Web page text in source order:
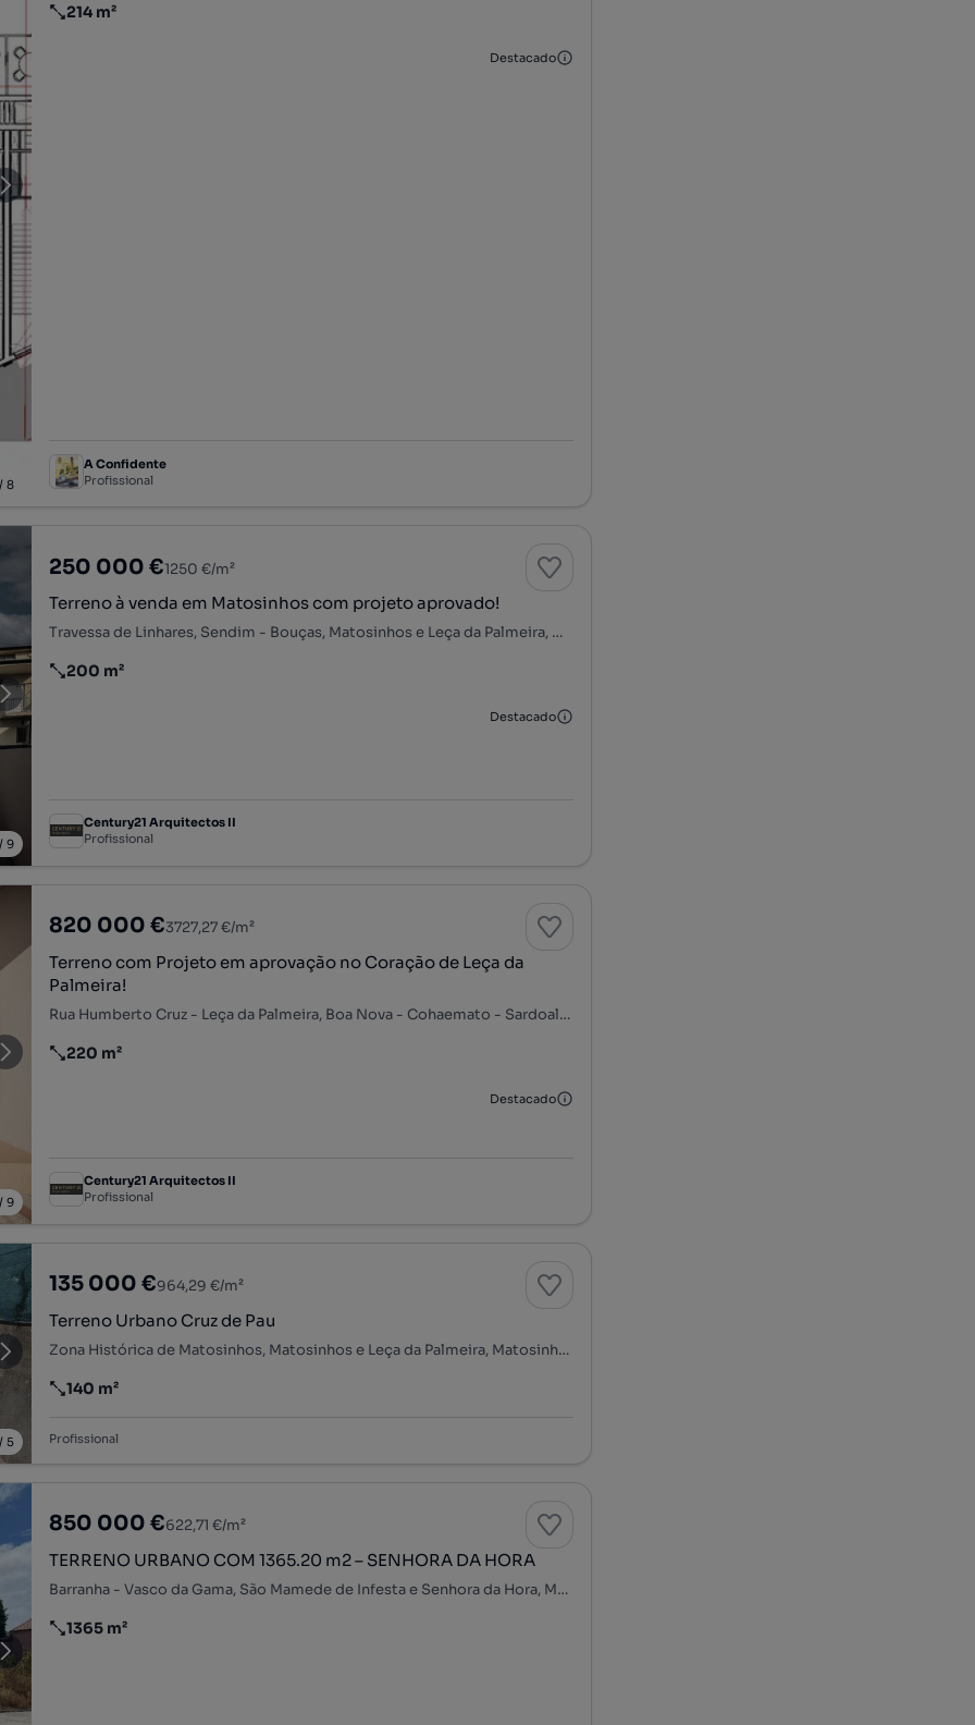
8
Preço por metro quadrado
214 m²
Destacado
A Confidente
Profissional
9
250 000 €1250 €/m²
Terreno à venda em Matosinhos com projeto aprovado!
Travessa de Linhares, Sendim - Bouças, Matosinhos e Leça da Palmeira, Matosinhos, Porto
Preço por metro quadrado
200 m²
Destacado
Century21 Arquitectos II
Profissional
9
820 000 €3727,27 €/m²
Terreno com Projeto em aprovação no Coração de Leça da
Palmeira!
Rua Humberto Cruz - Leça da Palmeira, Boa Nova - Cohaemato - Sardoal, Matosinhos e Leça da Palmeira, Matosinhos, Porto
Preço por metro quadrado
220 m²
Destacado
Century21 Arquitectos II
Profissional
5
135 000 €964,29 €/m²
Terreno Urbano Cruz de Pau
Zona Histórica de Matosinhos, Matosinhos e Leça da Palmeira, Matosinhos, Porto
Preço por metro quadrado
140 m²
Profissional
850 000 €622,71 €/m²
TERRENO URBANO COM 1365.20 m2 – SENHORA DA HORA
Barranha - Vasco da Gama, São Mamede de Infesta e Senhora da Hora, Matosinhos, Porto
Preço por metro quadrado
1365 m²